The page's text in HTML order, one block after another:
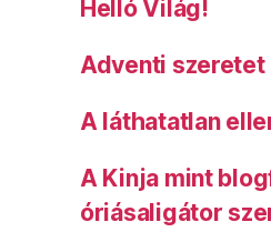
Helló Világ!
Adventi szeretet
A láthatatlan
A Kinja mint
óriásaligátor